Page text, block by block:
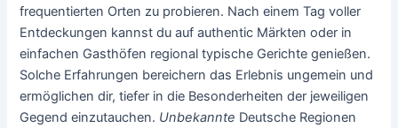
frequentierten Orten zu probieren. Nach einem Tag voller
Entdeckungen kannst du auf authentic Märkten oder in
einfachen Gasthöfen regional typische Gerichte genießen.
Solche Erfahrungen bereichern das Erlebnis ungemein und
ermöglichen dir, tiefer in die Besonderheiten der jeweiligen
Gegend einzutauchen. Unbekannte Deutsche Regionen